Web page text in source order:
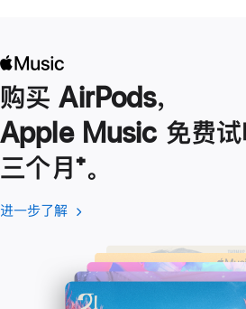
购买 AirPods，
Apple Music 免费试
三个月脚
注
⁺。
进一步了解 进
了
解
(在
口
中